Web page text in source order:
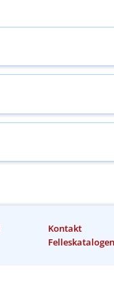
Kontakt
Felleskatalogen